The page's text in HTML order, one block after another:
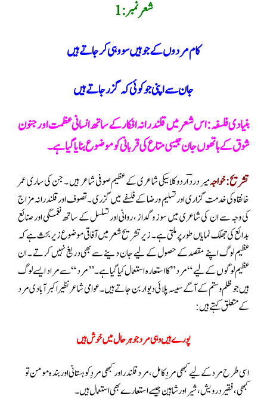
شعر نمبر:1
کام مردوں کے جو ہیں سو وہی کر جاتے ہیں
جان سے اپنی جو کوئی کہ گزر جاتے ہیں
بنیادی فلسفہ :اس شعر میں قلندرانہ افکار کے ساتھ انسانی عظمت اور جنون
شوق کے ہاتھوں جان جیسی متاع کی قربانی کو موضوع بنایا گیا ہے۔
تشریح: خواجہمیر دردؔ اردو کلاسیکی شاعری کے عظیم صوفی شاعر ہیں ۔ جن کی ساری عمر
خانقاہ کی خدمت گزاری اور تسلیم و رضا کے فلسفے میں گزری ۔ تصوف اور قلندرانہ مزاج
کی وجہ سے ان کی شاعری میں سوز و گداز ، روانی اور تسلسل کے ساتھ نغمگی اور صنائع
بدائع کی جھلک نمایاں طور پر ملتی ہے ۔ زیر تشریح شعر میں آفاقی موضوع زیر بحث ہے کہ
عظیم لوگ اپنے مقصد کے حصول کے لیے جان دینے سے بھی دریغ نہیں کرتے ۔ ان
عظیم لوگوں کے لیے “مرد” کا استعارہ استعمال کیا گیا ہے۔” مرد “سے مراد ایسے لوگ
ہیں جو ظلم و ستم کے آگے سیسہ پلائی دیوار بن جاتے ہیں۔ عوامی شاعر نظیر اکبر آبادی مرد
کے متعلق کہتے ہیں:
پورے ہیں وہی مرد جو ہر حال میں خوش ہیں
اسی طرح مرد کے لیے کبھی مرد ِکامل ، مرد قلندر اور کبھی مردِ کوہستانی اور بندہ مومن تو
کبھی ،فقیر درویش، شیر اور شاہین جیسے استعارے بھی استعمال ہیں۔